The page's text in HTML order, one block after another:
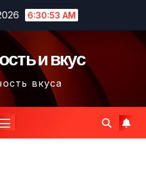
6:30:54 AM
и вкус
вкуса